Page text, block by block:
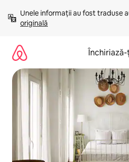
mergi
conținut
Unele informații au fost traduse
originală